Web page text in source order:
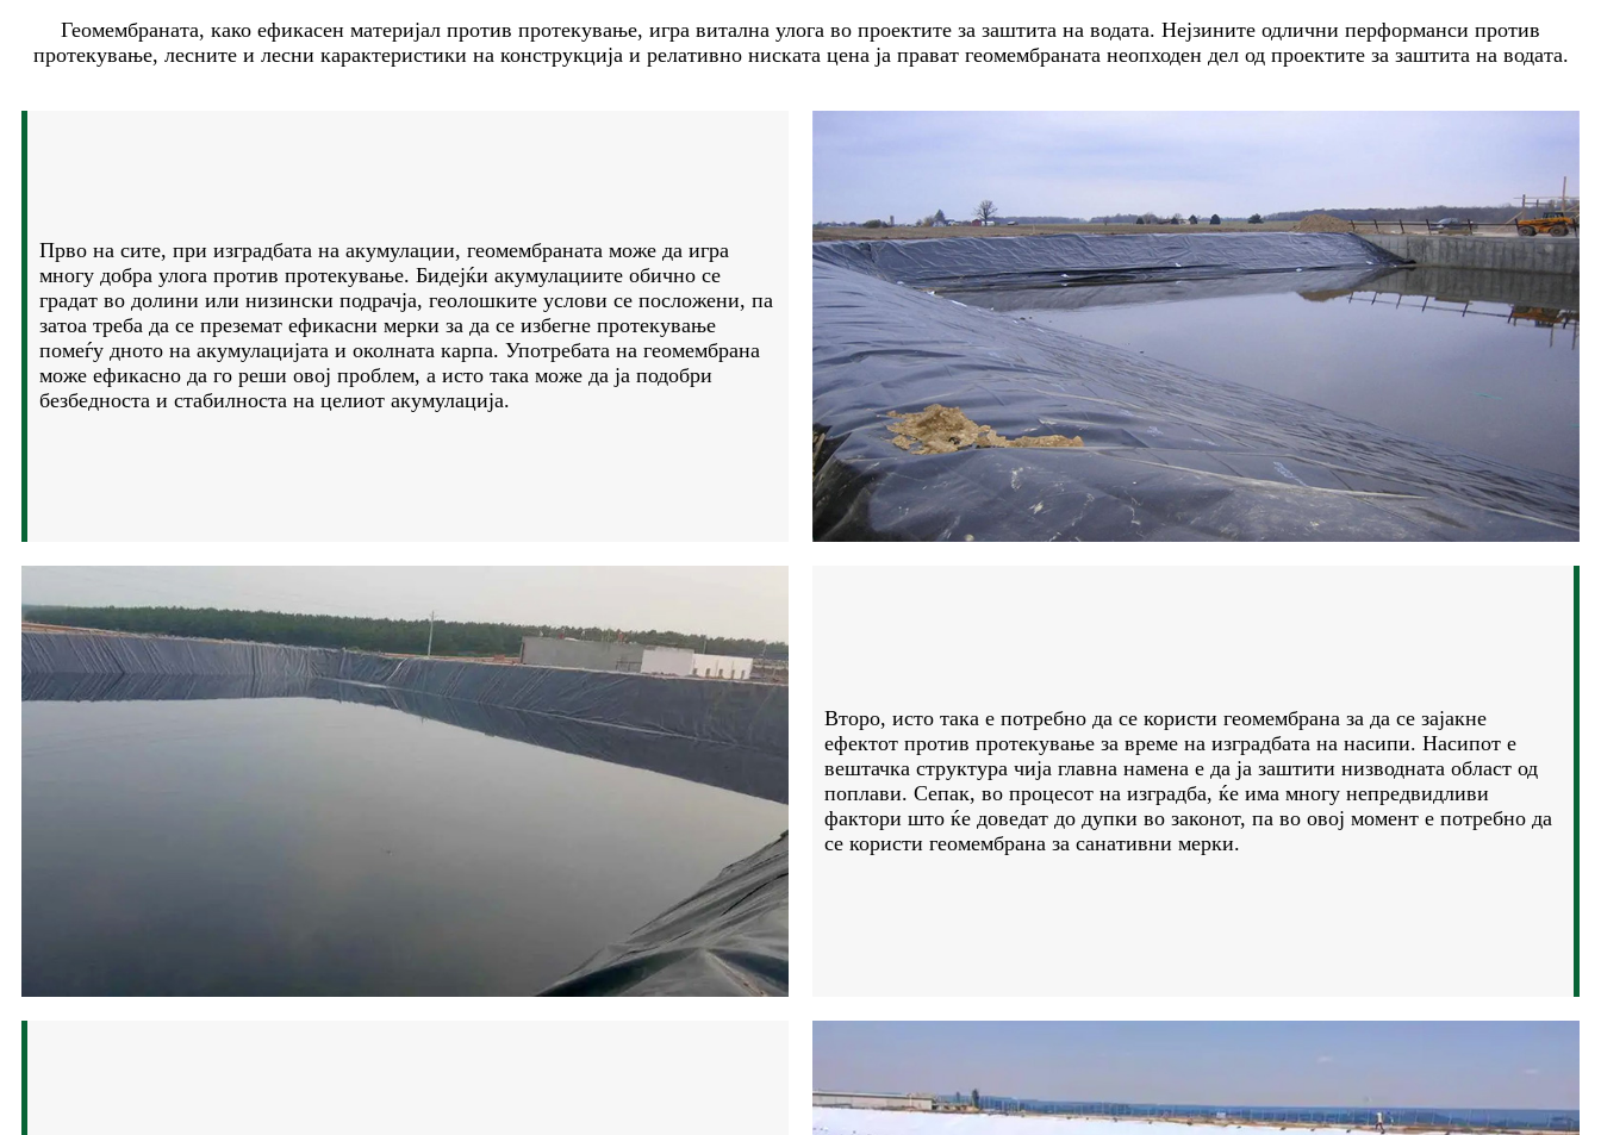
Геомембраната, како ефикасен материјал против протекување, игра витална улога во проектите за заштита на водата. Нејзините одлични перформанси против
протекување, лесните и лесни карактеристики на конструкција и релативно ниската цена ја прават геомембраната неопходен дел од проектите за заштита на водата.
Прво на сите, при изградбата на акумулации, геомембраната може да игра
многу добра улога против протекување. Бидејќи акумулациите обично се
градат во долини или низински подрачја, геолошките услови се посложени, па
затоа треба да се преземат ефикасни мерки за да се избегне протекување
помеѓу дното на акумулацијата и околната карпа. Употребата на геомембрана
може ефикасно да го реши овој проблем, а исто така може да ја подобри
безбедноста и стабилноста на целиот акумулација.
Второ, исто така е потребно да се користи геомембрана за да се зајакне
ефектот против протекување за време на изградбата на насипи. Насипот е
вештачка структура чија главна намена е да ја заштити низводната област од
поплави. Сепак, во процесот на изградба, ќе има многу непредвидливи
фактори што ќе доведат до дупки во законот, па во овој момент е потребно да
се користи геомембрана за санативни мерки.